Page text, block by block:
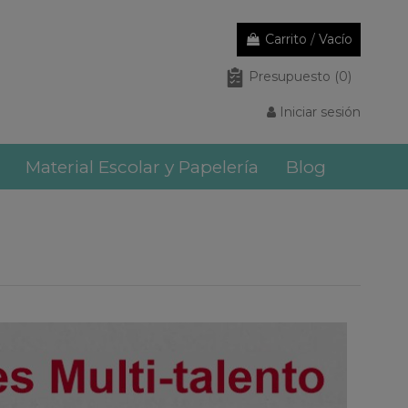
Carrito / Vacío
Presupuesto (0)
Iniciar sesión
Material Escolar y Papelería Blog